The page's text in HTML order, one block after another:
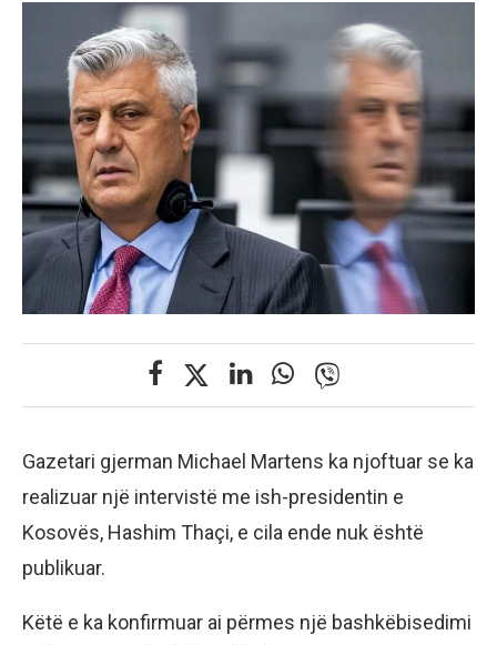
Gazetari gjerman Michael Martens ka njoftuar se ka
realizuar një intervistë me ish-presidentin e
Kosovës, Hashim Thaçi, e cila ende nuk është
publikuar.
Këtë e ka konfirmuar ai përmes një bashkëbisedimi